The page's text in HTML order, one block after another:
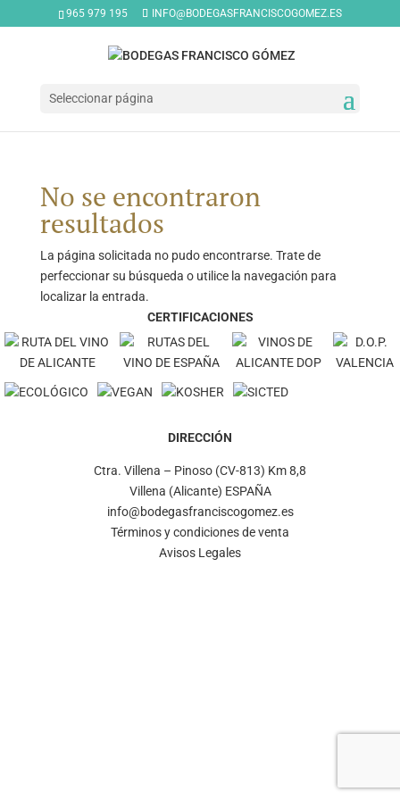
965 979 195 INFO@BODEGASFRANCISCOGOMEZ.ES
Seleccionar página
No se encontraron
resultados
La página solicitada no pudo encontrarse. Trate de
perfeccionar su búsqueda o utilice la navegación para
localizar la entrada.
CERTIFICACIONES
DIRECCIÓN
Ctra. Villena – Pinoso (CV-813) Km 8,8
Villena (Alicante) ESPAÑA
info@bodegasfranciscogomez.es
Términos y condiciones de venta
Avisos Legales